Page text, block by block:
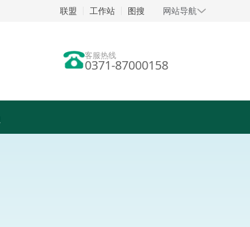
联盟 工作站 图搜 网站导航
客服热线
0371-87000158